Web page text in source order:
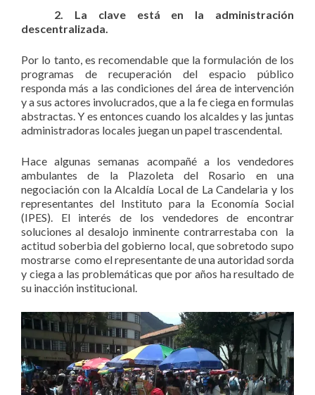
2. La clave está en la administración
descentralizada.
Por lo tanto, es recomendable que la formulación de los
programas de recuperación del espacio público
responda más a las condiciones del área de intervención
y a sus actores involucrados, que a la fe ciega en formulas
abstractas. Y es entonces cuando los alcaldes y las juntas
administradoras locales juegan un papel trascendental.
Hace algunas semanas acompañé a los vendedores
ambulantes de la Plazoleta del Rosario en una
negociación con la Alcaldía Local de La Candelaria y los
representantes del Instituto para la Economía Social
(IPES). El interés de los vendedores de encontrar
soluciones al desalojo inminente contrarrestaba con la
actitud soberbia del gobierno local, que sobretodo supo
mostrarse como el representante de una autoridad sorda
y ciega a las problemáticas que por años ha resultado de
su inacción institucional.